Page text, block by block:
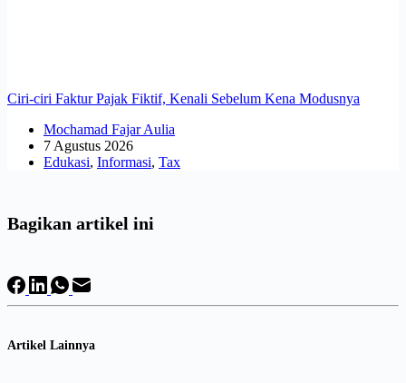
Ciri-ciri Faktur Pajak Fiktif, Kenali Sebelum Kena Modusnya
Mochamad Fajar Aulia
7 Agustus 2026
Edukasi, Informasi, Tax
Bagikan artikel ini
Artikel Lainnya